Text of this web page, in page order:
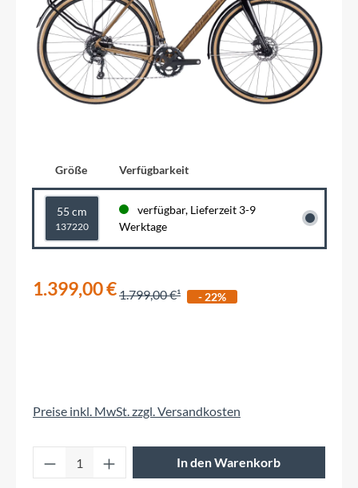
Größe Verfügbarkeit
55 cm
137220
verfügbar, Lieferzeit 3-9
Werktage
1.399,00 €1.799,00 € - 22%
Preise inkl. MwSt. zzgl. Versandkosten
Produkt Anzahl: Gib den gewünschten
In den Warenkorb